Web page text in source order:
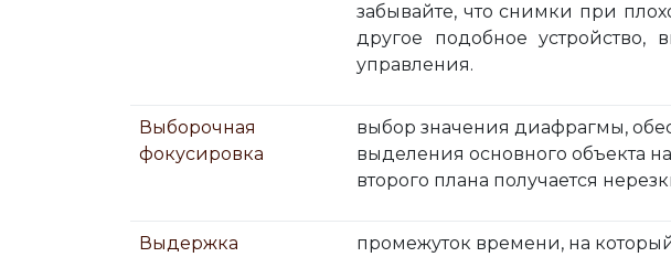
забывайте, что снимки при
другое подобное устройство,
управления.
Выборочная
фокусировка
выбор значения диафрагмы,
выделения основного объекта
второго плана получается
Выдержка
промежуток времени, на